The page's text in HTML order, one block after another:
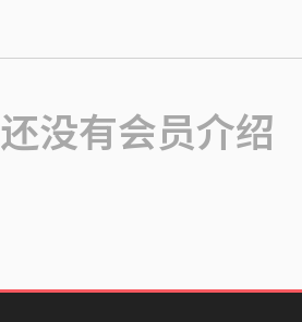
还没有会员介绍